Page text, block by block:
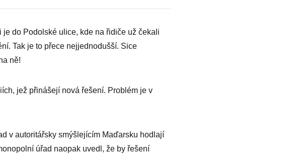
do Podolské ulice, kde na řidiče už čekali
Tak je to přece nejjednodušší. Sice
ně!
jež přinášejí nová řešení. Problém je v
v autoritářsky smýšlejícím Maďarsku hodlají
úřad naopak uvedl, že by řešení